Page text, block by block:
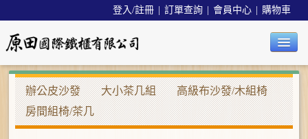
購物車
會員中心
訂單查詢
登入/註冊
公司簡介
最新消息
辦公皮沙發 大小茶几組
高級布沙發/木組椅
房間組椅/茶几